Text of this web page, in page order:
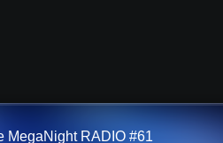
MegaNight RADIO #61